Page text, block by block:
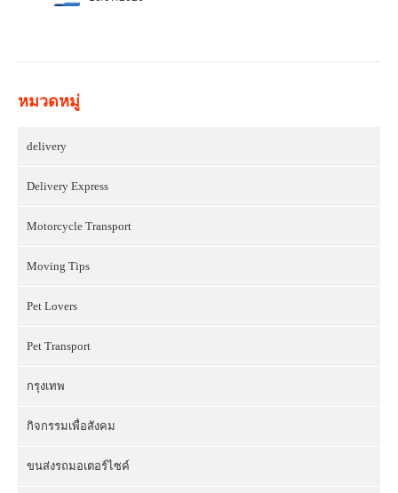
หมวดหมู่
delivery
Delivery Express
Motorcycle Transport
Moving Tips
Pet Lovers
Pet Transport
กรุงเทพ
กิจกรรมเพื่อสังคม
ขนส่งรถมอเตอร์ไซค์